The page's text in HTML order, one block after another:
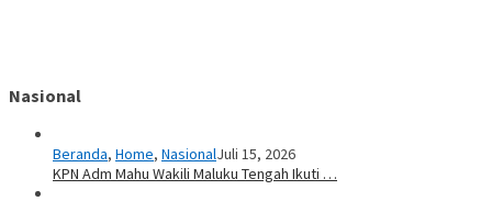
Nasional
Beranda, Home, NasionalJuli 15, 2026
KPN Adm Mahu Wakili Maluku Tengah Ikuti …